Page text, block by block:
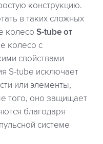
конструкцию.
в таких сложных
колесо S-tube от
колесо с
свойствами
S-tube исключает
или элементы,
того, оно защищает
благодаря
системе